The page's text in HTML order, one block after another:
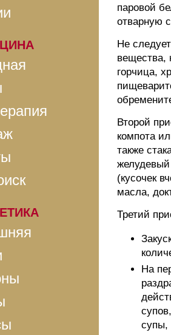
паровой
отварную
Не
вещества,
горчица,
Второй
компота
также
(кусочек
масла,
Третий
На
супы,